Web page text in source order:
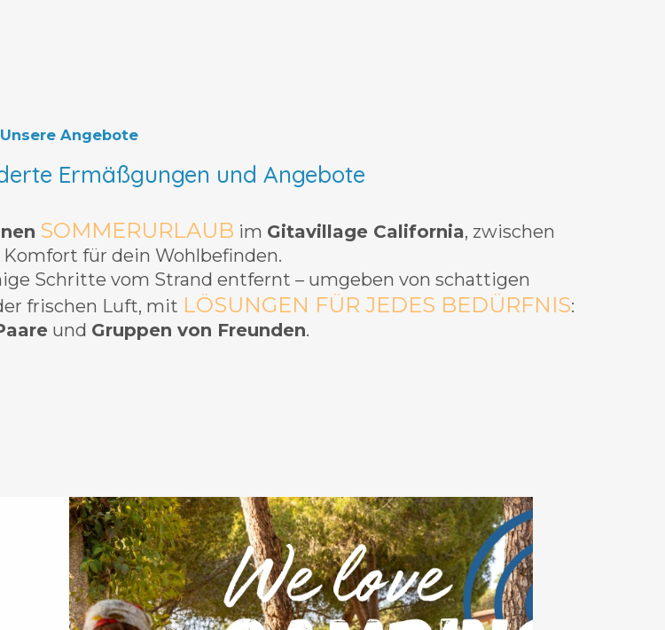
Unsere Angebote
Ermäßgungen und Angebote
SOMMERURLAUB im Gitavillage California, zwischen
Komfort für dein Wohlbefinden.
Schritte vom Strand entfernt – umgeben von schattigen
frischen Luft, mit LÖSUNGEN FÜR JEDES BEDÜRFNIS:
und Gruppen von Freunden.